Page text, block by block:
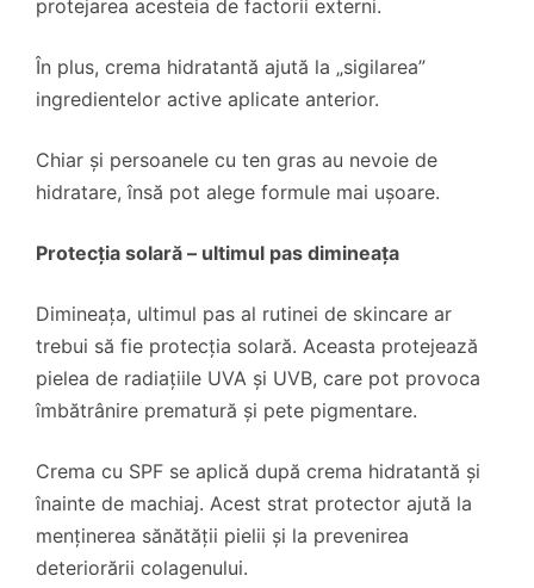
protejarea acesteia de factorii externi.
În plus, crema hidratantă ajută la „sigilarea”
ingredientelor active aplicate anterior.
Chiar și persoanele cu ten gras au nevoie de
hidratare, însă pot alege formule mai ușoare.
Protecția solară – ultimul pas dimineața
Dimineața, ultimul pas al rutinei de skincare ar
trebui să fie protecția solară. Aceasta protejează
pielea de radiațiile UVA și UVB, care pot provoca
îmbătrânire prematură și pete pigmentare.
Crema cu SPF se aplică după crema hidratantă și
înainte de machiaj. Acest strat protector ajută la
menținerea sănătății pielii și la prevenirea
deteriorării colagenului.